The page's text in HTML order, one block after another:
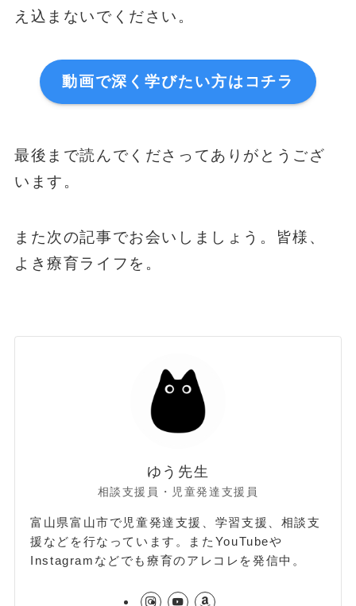
え込まないでください。
動画で深く学びたい方はコチラ
最後まで読んでくださってありがとうござ
います。
また次の記事でお会いしましょう。皆様、
よき療育ライフを。
ゆう先生
相談支援員・児童発達支援員
富山県富山市で児童発達支援、学習支援、相談支
援などを行なっています。またYouTubeや
Instagramなどでも療育のアレコレを発信中。